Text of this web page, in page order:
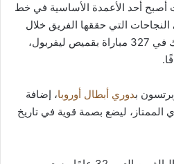
في صيف 2017، حيث أصبح أحد الأعمدة الأساسية في خط
التي حققها الفريق خلال
السنوات الماضية، بعدما شارك في 327 مباراة بقميص ليفربول،
بدوري أبطال أوروبا، إضافة
الممتاز، ليضع بصمة قوية في تاريخ